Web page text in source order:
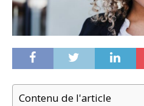
Contenu de l'article